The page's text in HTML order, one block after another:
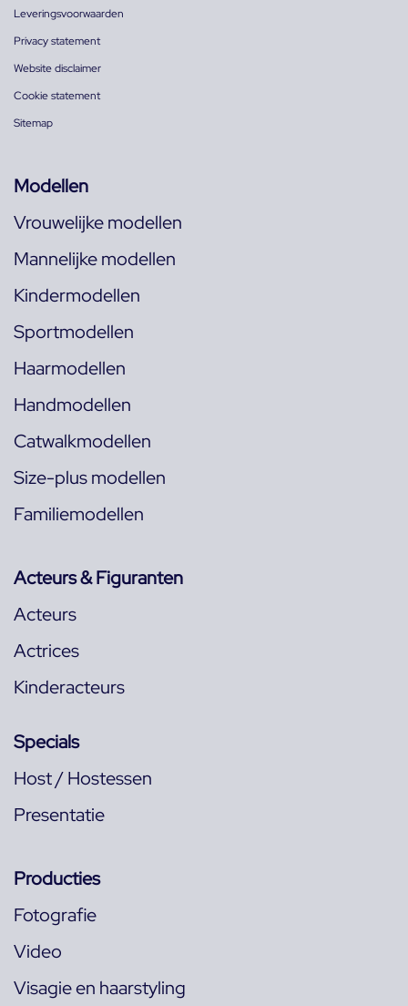
Leveringsvoorwaarden
Privacy statement
Website disclaimer
Cookie statement
Sitemap
Modellen
Vrouwelijke modellen
Mannelijke modellen
Kindermodellen
Sportmodellen
Haarmodellen
Handmodellen
Catwalkmodellen
Size-plus modellen
Familiemodellen
Acteurs & Figuranten
Acteurs
Actrices
Kinderacteurs
Specials
Host / Hostessen
Presentatie
Producties
Fotografie
Video
Visagie en haarstyling